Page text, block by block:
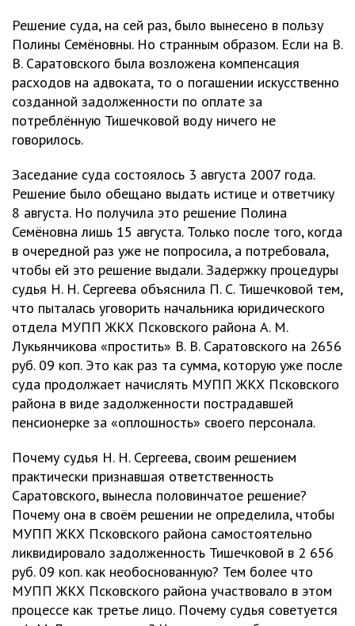
Решение суда, на сей раз, было вынесено в пользу
Полины Семёновны. Но странным образом. Если на В.
В. Саратовского была возложена компенсация
расходов на адвоката, то о погашении искусственно
созданной задолженности по оплате за
потреблённую Тишечковой воду ничего не
говорилось.
Заседание суда состоялось 3 августа 2007 года.
Решение было обещано выдать истице и ответчику
8 августа. Но получила это решение Полина
Семёновна лишь 15 августа. Только после того, когда
в очередной раз уже не попросила, а потребовала,
чтобы ей это решение выдали. Задержку процедуры
судья Н. Н. Сергеева объяснила П. С. Тишечковой тем,
что пыталась уговорить начальника юридического
отдела МУПП ЖКХ Псковского района А. М.
Лукьянчикова «простить» В. В. Саратовского на 2656
руб. 09 коп. Это как раз та сумма, которую уже после
суда продолжает начислять МУПП ЖКХ Псковского
района в виде задолженности пострадавшей
пенсионерке за «оплошность» своего персонала.
Почему судья Н. Н. Сергеева, своим решением
практически признавшая ответственность
Саратовского, вынесла половинчатое решение?
Почему она в своём решении не определила, чтобы
МУПП ЖКХ Псковского района самостоятельно
ликвидировало задолженность Тишечковой в 2 656
руб. 09 коп. как необоснованную? Тем более что
МУПП ЖКХ Псковского района участвовало в этом
процессе как третье лицо. Почему судья советуется